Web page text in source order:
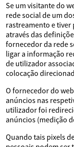
Se um visitante do
rede social de um
rastreamento e
através das
fornecedor da rede
ligar a informação
de utilizador
colocação
O fornecedor do
anúncios nas
utilizador foi
anúncios (medição
Quando tais pixels